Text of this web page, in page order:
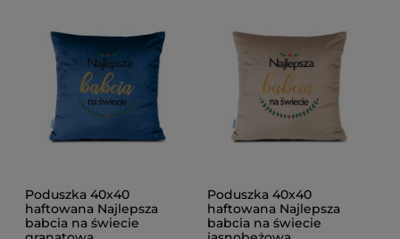
Poduszka 40x40
haftowana Najlepsza
babcia na świecie
Poduszka 40x40
haftowana Najlepsza
babcia na świecie